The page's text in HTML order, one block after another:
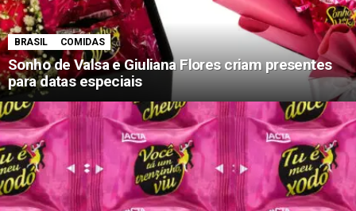
BRASIL COMIDAS
Sonho de Valsa e Giuliana Flores criam presentes
para datas especiais